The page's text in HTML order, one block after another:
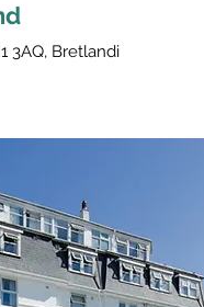
3AQ, Bretlandi